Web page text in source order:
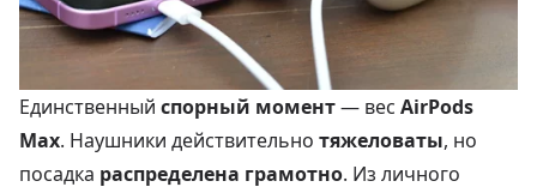
Единственный спорный момент— вес AirPods
Max. Наушники действительно тяжеловаты, но
посадка распределена грамотно. Из личного